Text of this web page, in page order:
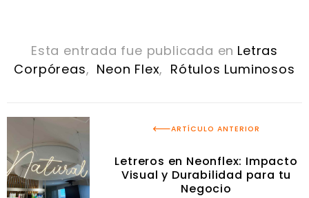
Esta entrada fue publicada en Letras
Corpóreas, Neon Flex, Rótulos Luminosos
ARTÍCULO ANTERIOR
Letreros en Neonflex: Impacto
Visual y Durabilidad para tu
Negocio